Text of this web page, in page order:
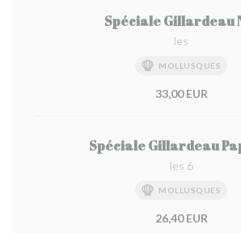
Spéciale Gillardeau
les
MOLLUSQUES
33,00 EUR
Spéciale Gillardeau
les 6
MOLLUSQUES
26,40 EUR